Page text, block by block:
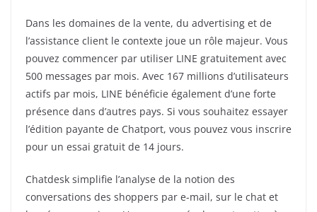
Dans les domaines de la vente, du advertising et de
l’assistance client le contexte joue un rôle majeur. Vous
pouvez commencer par utiliser LINE gratuitement avec
500 messages par mois. Avec 167 millions d’utilisateurs
actifs par mois, LINE bénéficie également d’une forte
présence dans d’autres pays. Si vous souhaitez essayer
l’édition payante de Chatport, vous pouvez vous inscrire
pour un essai gratuit de 14 jours.
Chatdesk simplifie l’analyse de la notion des
conversations des shoppers par e-mail, sur le chat et